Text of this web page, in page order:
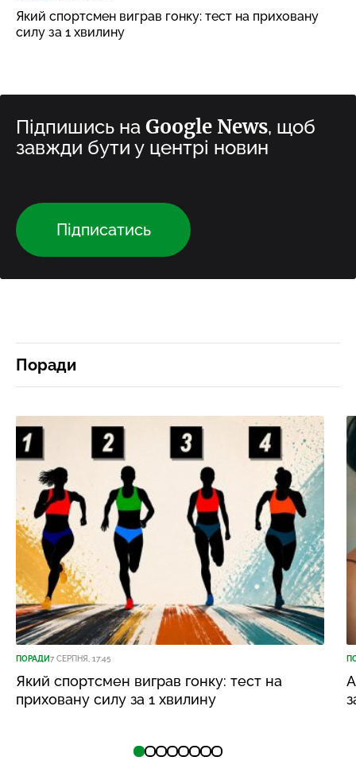
Який спортсмен виграв гонку: тест на приховану
силу за 1 хвилину
Підпишись на Google News, щоб
завжди бути у центрі новин
Підписатись
Поради
ПОРАДИ7 СЕРПНЯ, 17:45
Який спортсмен виграв гонку: тест на
приховану силу за 1 хвилину